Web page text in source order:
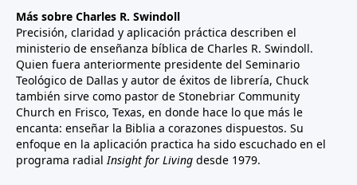
Más sobre Charles R. Swindoll
Precisión, claridad y aplicación práctica describen el
ministerio de enseñanza bíblica de Charles R. Swindoll.
Quien fuera anteriormente presidente del Seminario
Teológico de Dallas y autor de éxitos de librería, Chuck
también sirve como pastor de Stonebriar Community
Church en Frisco, Texas, en donde hace lo que más le
encanta: enseñar la Biblia a corazones dispuestos. Su
enfoque en la aplicación practica ha sido escuchado en el
programa radialInsight for Living desde 1979.